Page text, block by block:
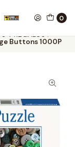
0
Y REGALOS
Buttons 1000P